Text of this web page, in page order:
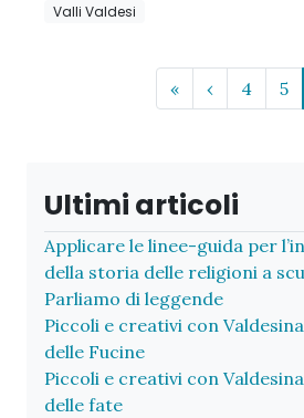
Valli Valdesi
« ‹ Page
4 5
Ultimi articoli
Applicare le linee-guida per
della storia delle religioni a
Parliamo di leggende
Piccoli e creativi con
delle Fucine
Piccoli e creativi con
delle fate